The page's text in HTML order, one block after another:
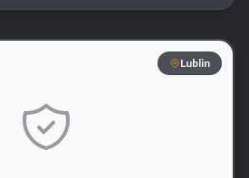
o zdradę lub […]
Lublin